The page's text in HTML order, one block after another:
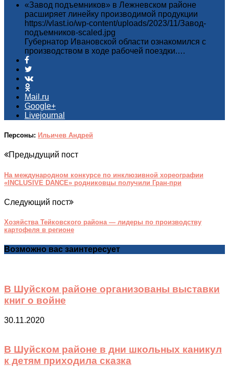
«Завод подъемников» в Лежневском районе
расширяет линейку производимой продукции
https://vlast.io/wp-content/uploads/2023/11/Завод-
подъемников-scaled.jpg
Губернатор Ивановской области ознакомился с
производством в ходе рабочей поездки.…
Mail.ru
Google+
Livejournal
Персоны: Ильичев Андрей
Предыдущий пост
На международном конкурсе по инклюзивной хореографии
«INCLUSIVE DANCE» родниковцы получили Гран-при
Следующий пост
Хозяйства Тейковского района — лидеры по производству
картофеля в регионе
Возможно вас заинтересует
В Шуйском районе организованы выставки
книг о войне
30.11.2020
В Шуйском районе в дни школьных каникул
к детям приходила сказка